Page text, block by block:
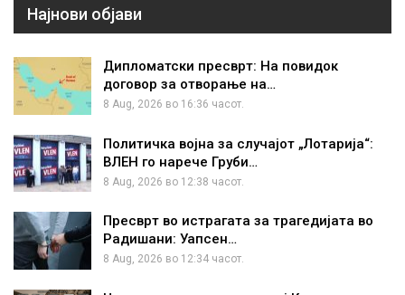
Најнови објави
Дипломатски пресврт: На повидок
договор за отворање на…
8 Aug, 2026 во 16:36 часот.
Политичка војна за случајот „Лотарија“:
ВЛЕН го нарече Груби…
8 Aug, 2026 во 12:38 часот.
Пресврт во истрагата за трагедијата во
Радишани: Уапсен…
8 Aug, 2026 во 12:34 часот.